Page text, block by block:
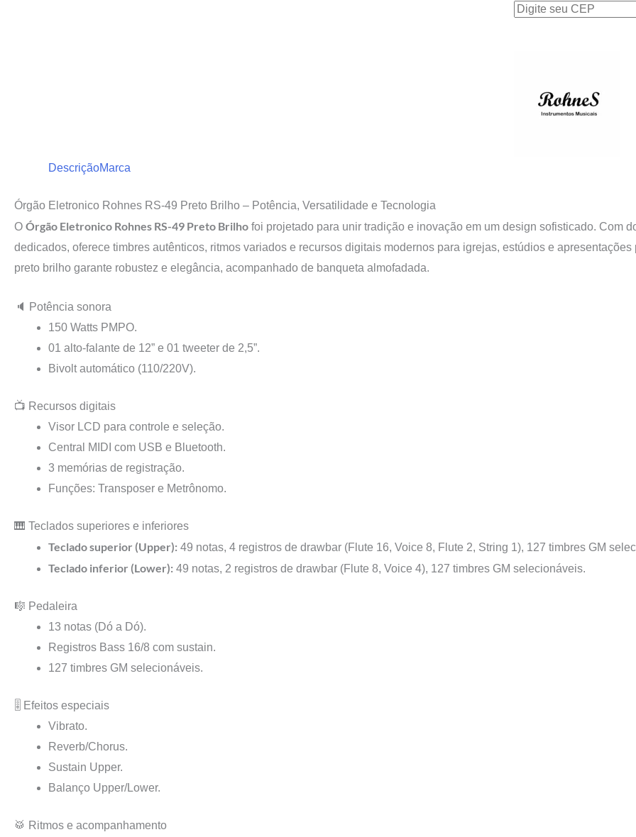
DescriçãoMarca
Órgão Eletronico Rohnes RS-49 Preto Brilho – Potência, Versatilidade e Tecnologia
O Órgão Eletronico Rohnes RS-49 Preto Brilho foi projetado para unir tradição e inovação em um design sofisticado. Com
dedicados, oferece timbres autênticos, ritmos variados e recursos digitais modernos para igrejas, estúdios e
preto brilho garante robustez e elegância, acompanhado de banqueta almofadada.
🔈 Potência sonora
150 Watts PMPO.
01 alto-falante de 12” e 01 tweeter de 2,5”.
Bivolt automático (110/220V).
📺 Recursos digitais
Visor LCD para controle e seleção.
Central MIDI com USB e Bluetooth.
3 memórias de registração.
Funções: Transposer e Metrônomo.
🎹 Teclados superiores e inferiores
Teclado superior (Upper): 49 notas, 4 registros de drawbar (Flute 16, Voice 8, Flute 2, String 1), 127 timbres GM
Teclado inferior (Lower): 49 notas, 2 registros de drawbar (Flute 8, Voice 4), 127 timbres GM selecionáveis.
🎼 Pedaleira
13 notas (Dó a Dó).
Registros Bass 16/8 com sustain.
127 timbres GM selecionáveis.
🎚️ Efeitos especiais
Vibrato.
Reverb/Chorus.
Sustain Upper.
Balanço Upper/Lower.
🥁 Ritmos e acompanhamento